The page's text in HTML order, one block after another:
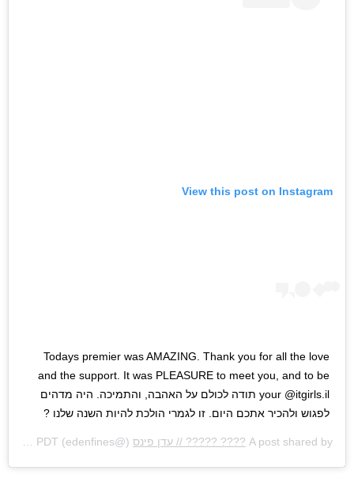
View this post on Instagram
Todays premier was AMAZING. Thank you for all the love
and the support. It was PLEASURE to meet you, and to be
your @itgirls.il תודה לכולם על האהבה, והתמיכה. היה מדהים
לפגוש ולהכיר אתכם היום. זו לגמרי הולכת להיות השנה שלנו ?
A post shared by ???? ????? // עדן פינס (@edenfines) on
Jun 24, 2018 at 12:17pm PDT